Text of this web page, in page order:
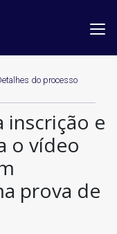
do processo
inscrição e
o vídeo
prova de